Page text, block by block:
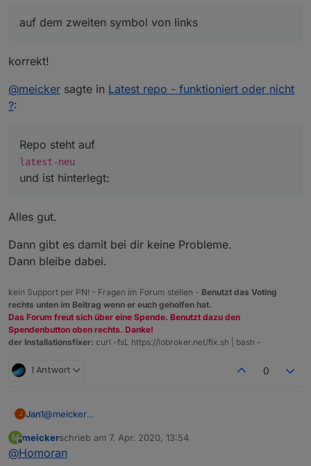
Repo steht auf
und ist hinterlegt:
Die zwie Admin Einträge kommen in dem Moment wo
ich aktualisiere ebenfalls ....
auf dem zweiten symbol von links
korrekt!
@meicker sagte in Latest repo - funktioniert oder nicht
?:
Repo steht auf
latest-neu
und ist hinterlegt:
Alles gut.
Dann gibt es damit bei dir keine Probleme.
Dann bleibe dabei.
kein Support per PN! - Fragen im Forum stellen - Benutzt das Voting
rechts unten im Beitrag wenn er euch geholfen hat.
Das Forum freut sich über eine Spende. Benutzt dazu den
Spendenbutton oben rechts. Danke!
der Installationsfixer: curl -fsL https://iobroker.net/fix.sh | bash -
1 Antwort 0
J Jan1@meicker
beantwortet. Ich habe auch beide Links für das latest
Repo im Gebrauch und ab und an auch ein Update
Wobei bei Dir was nicht stimmt denn bei mir sieht das so
aus:
M
Offline
meickerschrieb am 7. Apr. 2020, 13:54
zuletzt editiert von
@Homoran